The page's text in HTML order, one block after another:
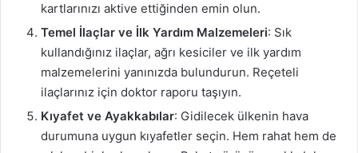
kartlarınızı aktive ettiğinden emin olun.
Temel İlaçlar ve İlk Yardım Malzemeleri: Sık
kullandığınız ilaçlar, ağrı kesiciler ve ilk yardım
malzemelerini yanınızda bulundurun. Reçeteli
ilaçlarınız için doktor raporu taşıyın.
Kıyafet ve Ayakkabılar: Gidilecek ülkenin hava
durumuna uygun kıyafetler seçin. Hem rahat hem de